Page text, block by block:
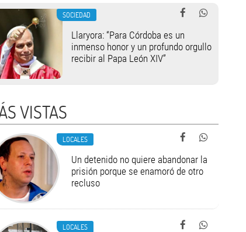
SOCIEDAD
Llaryora: “Para Córdoba es un
inmenso honor y un profundo orgullo
recibir al Papa León XIV”
VISTAS
LOCALES
Un detenido no quiere abandonar la
prisión porque se enamoró de otro
recluso
LOCALES